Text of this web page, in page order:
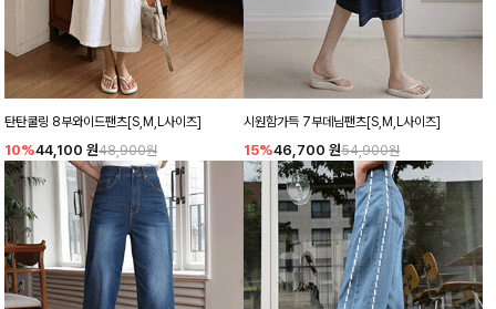
탄탄쿨링 8부와이드팬츠[S,M,L사이즈]
10%44,100 원48,900원
시원함가득 7부데님팬츠[S,M,L사이즈]
15%46,700 원54,900원